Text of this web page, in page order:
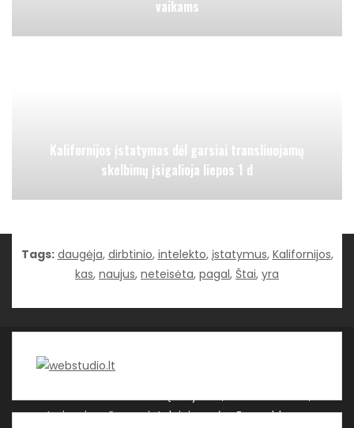
vaikams
Kalifornijos įstatymas dėl garsiai transliuojamų
skelbimų įsigalioja liepos 1 d
Tags: daugėja, dirbtinio, intelekto, įstatymus, Kalifornijos,
kas, naujus, neteisėta, pagal, Štai, yra
Kategorijos
WEBSTUDIO.LT © SKAITMENINIO MARKETINGO
PASLAUGOS. SEO tekstų rašymas, turinio kūrimas,
straipsnių rašymas ir talpinimas į mūsų valdomas